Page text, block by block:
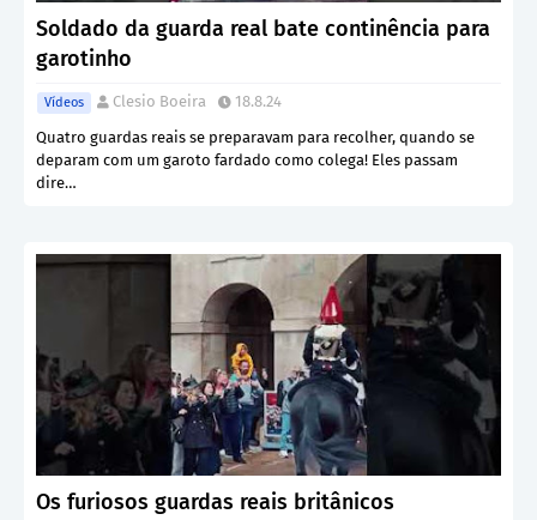
Soldado da guarda real bate continência para
garotinho
Vídeos Clesio Boeira
18.8.24
Quatro guardas reais se preparavam para recolher, quando se
deparam com um garoto fardado como colega! Eles passam
dire…
Os furiosos guardas reais britânicos